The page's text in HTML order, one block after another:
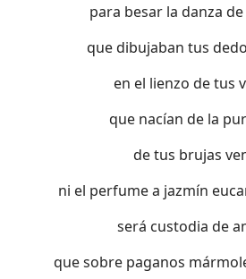
para besar la danza
que dibujaban tus
en el lienzo de tus
que nacían de la
de tus brujas
ni el perfume a jazmín
será custodia de
que sobre paganos